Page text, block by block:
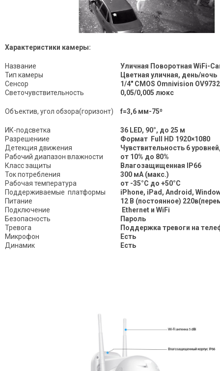
Характеристики камеры:
Название
Уличная Поворотная WiFi-
Тип камеры
Цветная уличная, день/ночь
Сенсор
1/4" CMOS Omnivision
Светочувствительность
0,05/0,005 люкс
Объектив, угол обзора(горизонт) f=3,6 мм-75⁰
ИК-подсветка
36 LED, 90°, до 25 м
Разрешениие
Формат Full HD 1920×1080
Детекция движения
Чувствительность 6
Рабочий диапазон влажности
от 10% до 80%
Класс защиты
Влагозащищенная IP66
Ток потребления
300 мA (макс.)
Рабочая температура
от -35°С до +50°С
Поддерживаемые платформы
iPhone, iPad, Android,
Питание
12 В (постоянное)
Подключение
Ethernet и WiFi
Безопасность
Пароль
Тревога
Поддержка тревоги на
Микрофон
Есть
Динамик
Есть